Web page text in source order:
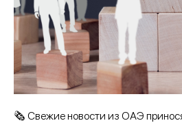
🗞️ Свежие новости из ОАЭ